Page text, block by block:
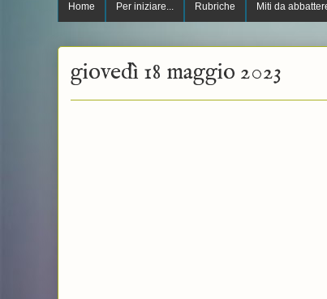
Home Per iniziare... Rubriche Miti da
giovedì 18 maggio 2023